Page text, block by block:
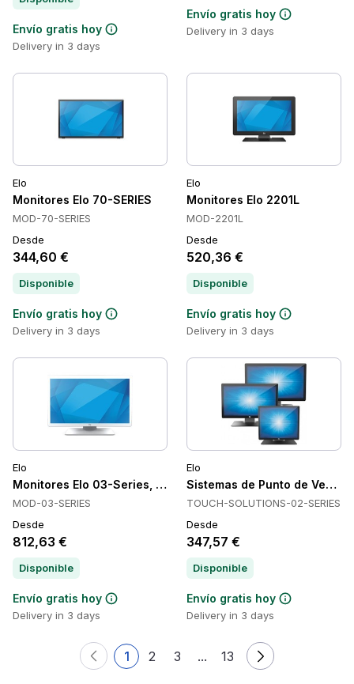
Envío gratis hoy
Delivery in 3 days
Envío gratis hoy
Delivery in 3 days
Elo
Monitores Elo 70-SERIES
MOD-70-SERIES
Desde
344,60 €
Disponible
Envío gratis hoy
Delivery in 3 days
Elo
Monitores Elo 2201L
MOD-2201L
Desde
520,36 €
Disponible
Envío gratis hoy
Delivery in 3 days
Elo
Monitores Elo 03-Series, Atención médica, Capacitivo
MOD-03-SERIES
Desde
812,63 €
Disponible
Envío gratis hoy
Delivery in 3 days
Elo
Sistemas de Punto de Venta
TOUCH-SOLUTIONS-02-SERIES
Desde
347,57 €
Disponible
Envío gratis hoy
Delivery in 3 days
1 2 3 ... 13